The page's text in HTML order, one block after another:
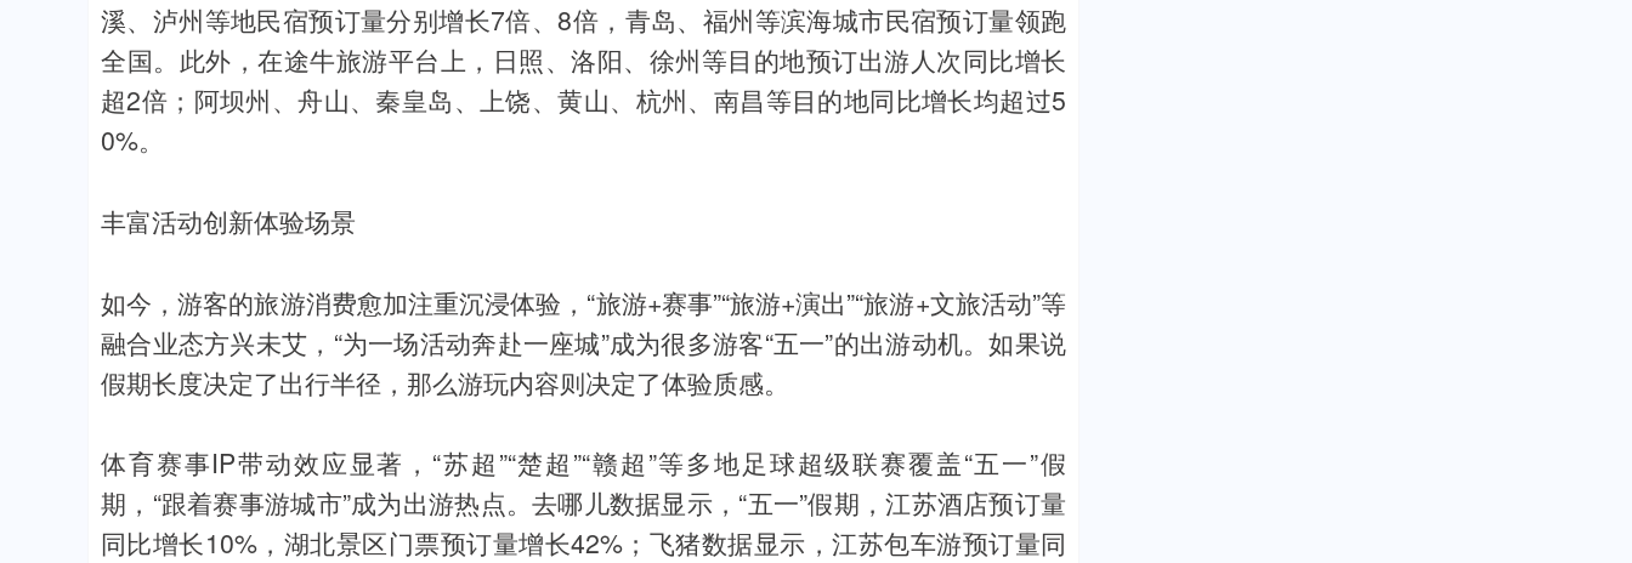
溪、泸州等地民宿预订量分别增长7倍、8倍，青岛、福州等滨海城市民宿预订量领跑
全国。此外，在途牛旅游平台上，日照、洛阳、徐州等目的地预订出游人次同比增长
超2倍；阿坝州、舟山、秦皇岛、上饶、黄山、杭州、南昌等目的地同比增长均超过5
0%。
丰富活动创新体验场景
如今，游客的旅游消费愈加注重沉浸体验，“旅游+赛事”“旅游+演出”“旅游+文旅活动”等
融合业态方兴未艾，“为一场活动奔赴一座城”成为很多游客“五一”的出游动机。如果说
假期长度决定了出行半径，那么游玩内容则决定了体验质感。
体育赛事IP带动效应显著，“苏超”“楚超”“赣超”等多地足球超级联赛覆盖“五一”假
期，“跟着赛事游城市”成为出游热点。去哪儿数据显示，“五一”假期，江苏酒店预订量
同比增长10%，湖北景区门票预订量增长42%；飞猪数据显示，江苏包车游预订量同